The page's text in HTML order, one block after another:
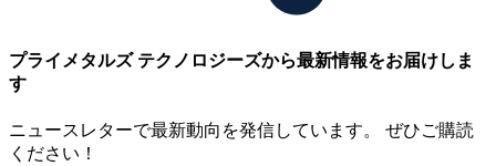
プライメタルズ テクノロジーズから最新情報をお届けしま
す
ニュースレターで最新動向を発信しています。 ぜひご購読
ください！